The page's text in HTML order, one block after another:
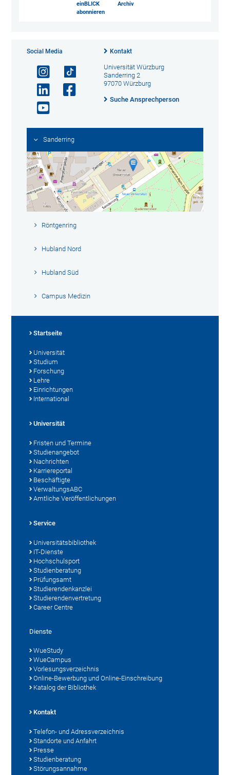
einBLICK
abonnieren
Archiv
Social Media Kontakt
Universität Würzburg
Sanderring 2
97070 Würzburg
Suche Ansprechperson
Sanderring
Röntgenring
Hubland Nord
Hubland Süd
Campus Medizin
Startseite
Universität
Studium
Forschung
Lehre
Einrichtungen
International
Universität
Fristen und Termine
Studienangebot
Nachrichten
Karriereportal
Beschäftigte
VerwaltungsABC
Amtliche Veröffentlichungen
Service
Universitätsbibliothek
IT-Dienste
Hochschulsport
Studienberatung
Prüfungsamt
Studierendenkanzlei
Studierendenvertretung
Career Centre
Dienste
WueStudy
WueCampus
Vorlesungsverzeichnis
Online-Bewerbung und Online-Einschreibung
Katalog der Bibliothek
Kontakt
Telefon- und Adressverzeichnis
Standorte und Anfahrt
Presse
Studienberatung
Störungsannahme